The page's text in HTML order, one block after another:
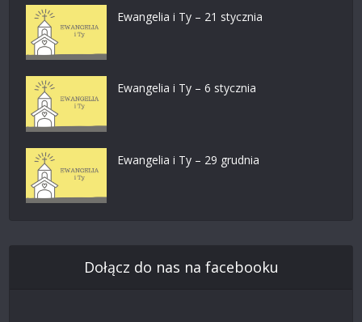
Ewangelia i Ty – 21 stycznia
Ewangelia i Ty – 6 stycznia
Ewangelia i Ty – 29 grudnia
Dołącz do nas na facebooku